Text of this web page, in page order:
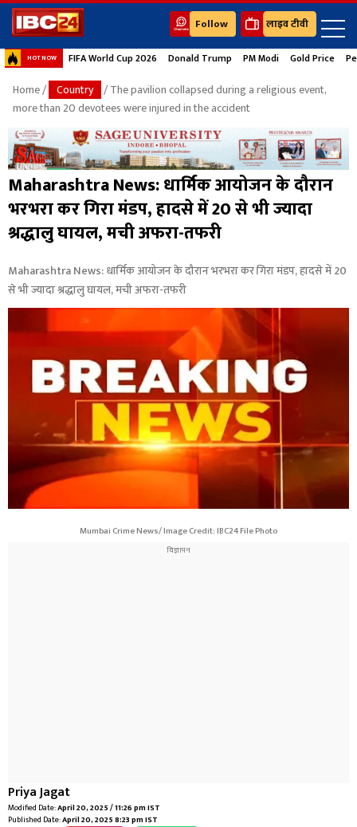
Follow लाइव टीवी
HOT NOW FIFA World Cup 2026 Donald Trump PM Modi Gold Price
Home/ Country / The pavilion collapsed during a religious event,
more than 20 devotees were injured in the accident
Maharashtra News: धार्मिक आयोजन के दौरान
भरभरा कर गिरा मंडप, हादसे में 20 से भी ज्यादा
श्रद्धालु घायल, मची अफरा-तफरी
Maharashtra News: धार्मिक आयोजन के दौरान भरभरा कर गिरा मंडप, हादसे में 20
से भी ज्यादा श्रद्धालु घायल, मची अफरा-तफरी
Mumbai Crime News/ Image Credit: IBC24 File Photo
Priya Jagat
Modified Date:April 20, 2025 / 11:26 pm IST
Published Date:April 20, 2025 8:23 pm IST